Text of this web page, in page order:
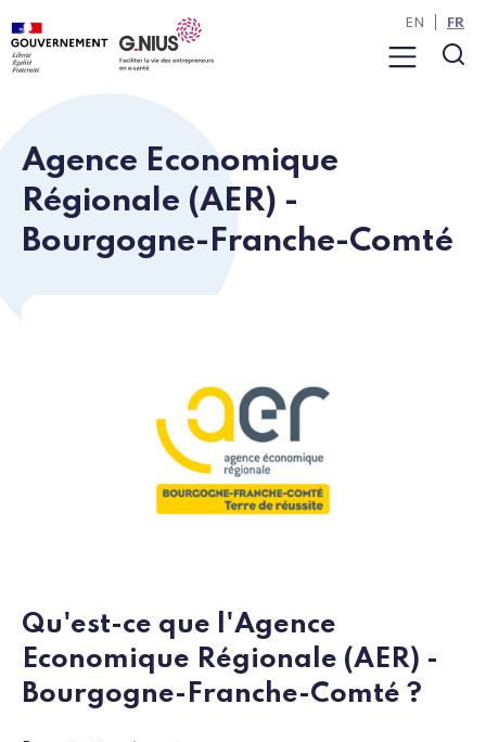
Panneau de gestion des cookies
Aller au contenu
Aller à la navigation
Menu
EN FR
Agence Economique
Régionale (AER) -
Bourgogne-Franche-Comté
Qu'est-ce que l'Agence
Economique Régionale (AER) -
Bourgogne-Franche-Comté ?